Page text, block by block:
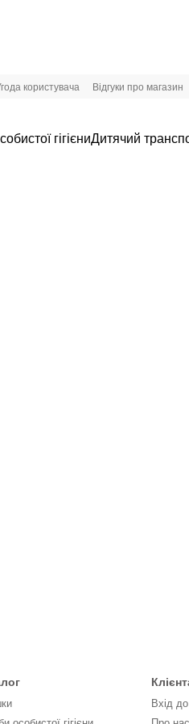
користувача Відгуки про магазин
гігієниДитячий
Вхід до